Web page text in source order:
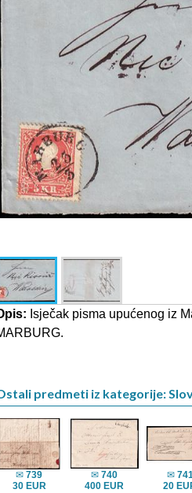
Isječak pisma upućenog iz
predmeti iz kategorije:
✉739
30 EUR
✉740
400 EUR
✉ 741
20